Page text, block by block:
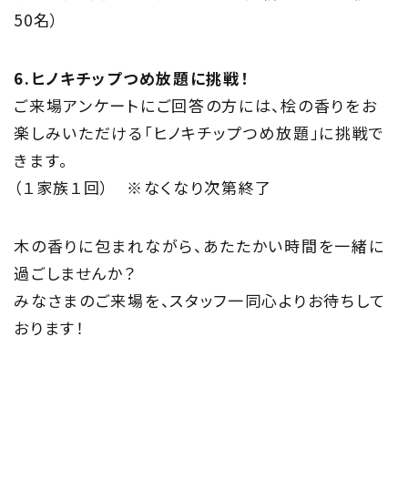
50名）
6.ヒノキチップつめ放題に挑戦！
ご来場アンケートにご回答の方には、桧の香りをお
楽しみいただける「ヒノキチップつめ放題」に挑戦で
きます。
（１家族１回） ※なくなり次第終了
木の香りに包まれながら、あたたかい時間を一緒に
過ごしませんか？
みなさまのご来場を、スタッフ一同心よりお待ちして
おります！